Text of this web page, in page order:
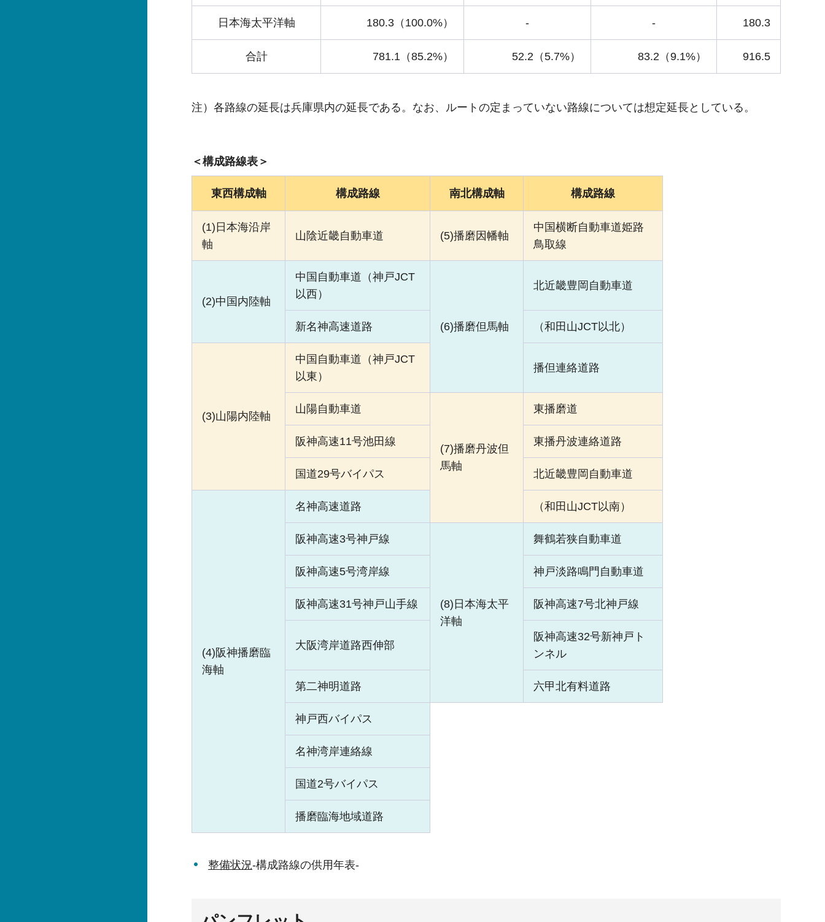
日本海太平洋軸 180.3（100.0%） - - 180.3
合計 781.1（85.2%） 52.2（5.7%） 83.2（9.1%） 916.5
注）各路線の延長は兵庫県内の延長である。なお、ルートの定まっていない路線については想定延長としている。
＜構成路線表＞
東西構成軸 構成路線 南北構成軸 構成路線
(1)日本海沿岸
軸
山陰近畿自動車道 (5)播磨因幡軸
中国横断自動車道姫路
鳥取線
(2)中国内陸軸
中国自動車道（神戸JCT
以西）
(6)播磨但馬軸
北近畿豊岡自動車道
新名神高速道路 （和田山JCT以北）
(3)山陽内陸軸
中国自動車道（神戸JCT
以東）
播但連絡道路
山陽自動車道
(7)播磨丹波但
馬軸
東播磨道
阪神高速11号池田線 東播丹波連絡道路
国道29号バイパス 北近畿豊岡自動車道
(4)阪神播磨臨
海軸
名神高速道路 （和田山JCT以南）
阪神高速3号神戸線
(8)日本海太平
洋軸
舞鶴若狭自動車道
阪神高速5号湾岸線 神戸淡路鳴門自動車道
阪神高速31号神戸山手線 阪神高速7号北神戸線
大阪湾岸道路西伸部
阪神高速32号新神戸ト
ンネル
第二神明道路 六甲北有料道路
神戸西バイパス
名神湾岸連絡線
国道2号バイパス
播磨臨海地域道路
整備状況-構成路線の供用年表-